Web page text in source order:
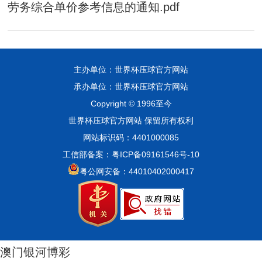
劳务综合单价参考信息的通知.pdf
主办单位：世界杯压球官方网站
承办单位：世界杯压球官方网站
Copyright © 1996至今
世界杯压球官方网站 保留所有权利
网站标识码：4401000085
工信部备案：粤ICP备09161546号-10
粤公网安备：44010402000417
澳门银河博彩